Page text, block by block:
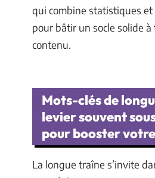
qui combine statistiques et
pour bâtir un socle solide
contenu.
Mots-clés de
levier souvent
pour booster
La longue traîne s’invite